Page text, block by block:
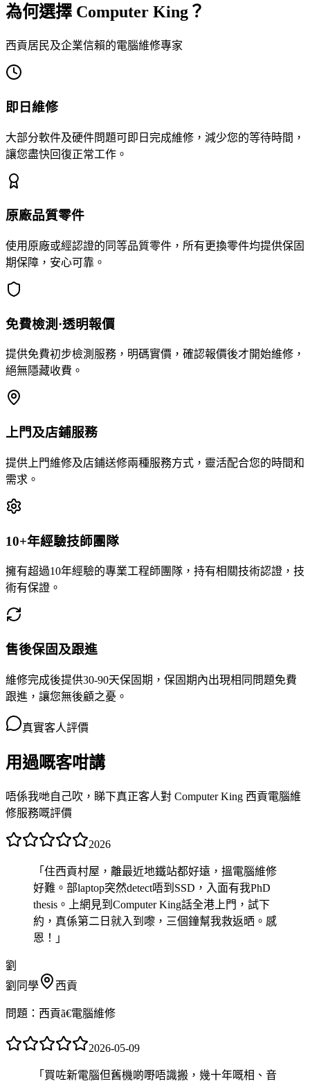
為何選擇 Computer King？
西貢居民及企業信賴的電腦維修專家
即日維修
大部分軟件及硬件問題可即日完成維修，減少您的等待時間，
讓您盡快回復正常工作。
原廠品質零件
使用原廠或經認證的同等品質零件，所有更換零件均提供保固
期保障，安心可靠。
免費檢測·透明報價
提供免費初步檢測服務，明碼實價，確認報價後才開始維修，
絕無隱藏收費。
上門及店鋪服務
提供上門維修及店鋪送修兩種服務方式，靈活配合您的時間和
需求。
10+年經驗技師團隊
擁有超過10年經驗的專業工程師團隊，持有相關技術認證，技
術有保證。
售後保固及跟進
維修完成後提供30-90天保固期，保固期內出現相同問題免費
跟進，讓您無後顧之憂。
真實客人評價
用過嘅客咁講
唔係我哋自己吹，睇下真正客人對 Computer King 西貢電腦維
修服務嘅評價
2026
「 住西貢村屋，離最近地鐵站都好遠，搵電腦維修
好難。部laptop突然detect唔到SSD，入面有我PhD
thesis。上網見到Computer King話全港上門，試下
約，真係第二日就入到嚟，三個鐘幫我救返晒。感
恩！
」
劉
劉同學
西貢
問題： 西貢ã€電腦維修
2026-05-09
「 買咗新電腦但舊機啲嘢唔識搬，幾十年嘅相、音